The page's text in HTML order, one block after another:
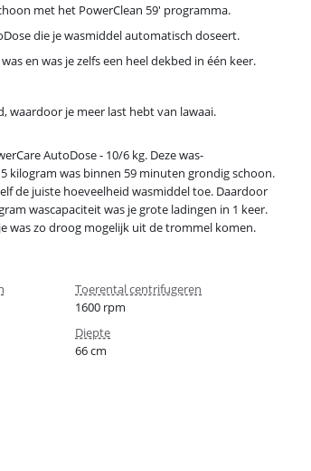
met het PowerClean 59' programma.
die je wasmiddel automatisch doseert.
en was je zelfs een heel dekbed in één keer.
waardoor je meer last hebt van lawaai.
AutoDose - 10/6 kg. Deze was-
kilogram was binnen 59 minuten grondig schoon.
de juiste hoeveelheid wasmiddel toe. Daardoor
wascapaciteit was je grote ladingen in 1 keer.
was zo droog mogelijk uit de trommel komen.
Toerental centrifugeren
1600 rpm
Diepte
66 cm